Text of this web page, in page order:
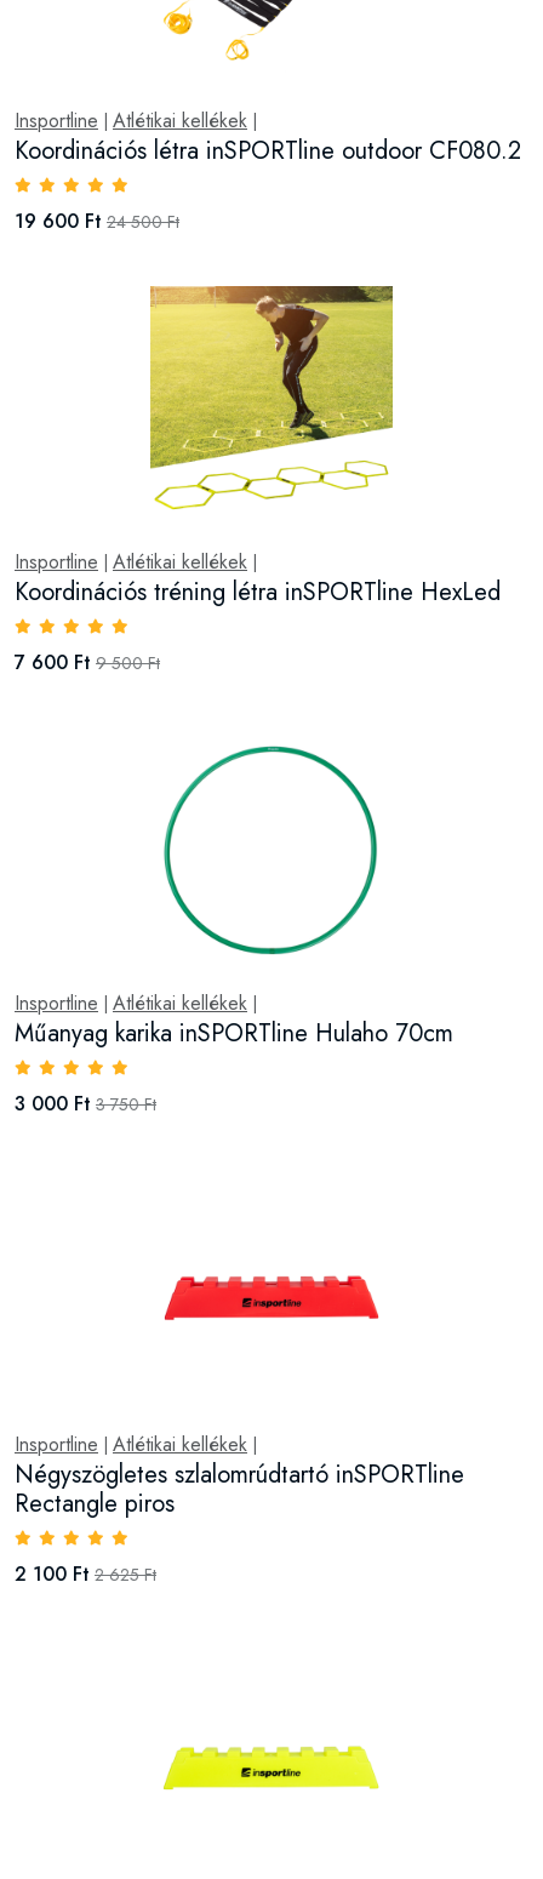
Insportline Atlétikai kellékek
Koordinációs létra inSPORTline outdoor CF080.2
19 600 Ft 24 500 Ft
Insportline Atlétikai kellékek
Koordinációs tréning létra inSPORTline HexLed
7 600 Ft 9 500 Ft
Insportline Atlétikai kellékek
Műanyag karika inSPORTline Hulaho 70cm
3 000 Ft 3 750 Ft
Insportline Atlétikai kellékek
Négyszögletes szlalomrúdtartó inSPORTline
Rectangle piros
2 100 Ft 2 625 Ft